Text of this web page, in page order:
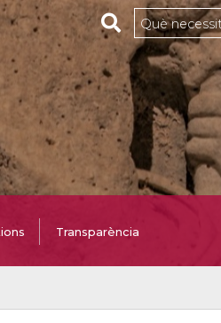
Cerca al web
Què
Transparència